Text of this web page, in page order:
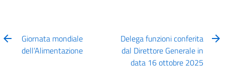
Giornata mondiale
dell’Alimentazione
Delega funzioni conferita
dal Direttore Generale in
data 16 ottobre 2025